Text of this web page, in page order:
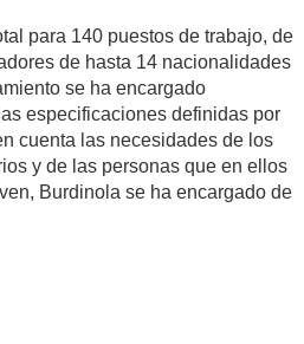
para 140 puestos de trabajo, de
de hasta 14 nacionalidades
se ha encargado
especificaciones definidas por
cuenta las necesidades de los
y de las personas que en ellos
Burdinola se ha encargado de